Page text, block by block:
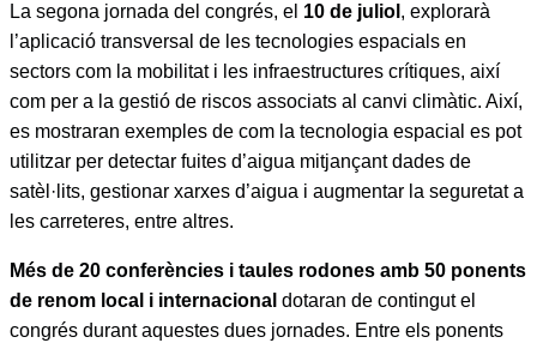
La segona jornada del congrés, el 10 de juliol , explorarà
l’aplicació transversal de les tecnologies espacials en
sectors com la mobilitat i les infraestructures crítiques, així
com per a la gestió de riscos associats al canvi climàtic. Així,
es mostraran exemples de com la tecnologia espacial es pot
utilitzar per detectar fuites d’aigua mitjançant dades de
satèl·lits, gestionar xarxes d’aigua i augmentar la seguretat a
les carreteres, entre altres.
Més de 20 conferències i taules rodones amb 50 ponents
de renom local i internacional dotaran de contingut el
congrés durant aquestes dues jornades. Entre els ponents